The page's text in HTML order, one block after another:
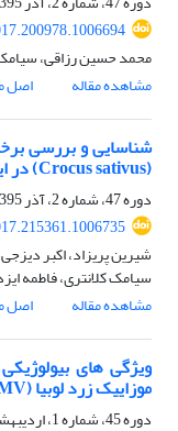
محمد حسین رزاقی،
مشاهده مقاله
اصل
شناسایی و بررسی
(Crocus sativus) در ایران
دوره 47، شماره 2، آذر 1395، صفحه
شیرین پریزاد، اکبر
سیامک کلانتری، فاطمه
مشاهده مقاله
اصل
ویژگی های
موزاییک زرد لوبیا (BYMV)
دوره 45، شماره 1، اردیبهشت 1393، صفحه